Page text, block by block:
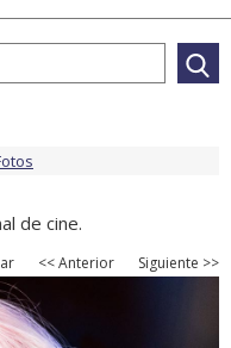
de cine.
<< Anterior Siguiente >>